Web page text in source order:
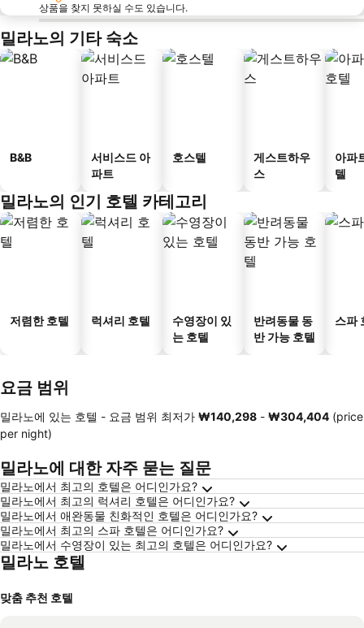
상품을 찾지 못하실 수도 있습니다.
밀라노의 기타 숙소
B&B
서비스드 아
파트
호스텔
게스트하우
스
아파
텔
밀라노의 인기 호텔 카테고리
저렴한 호텔 럭셔리 호텔
수영장이 있
는 호텔
반려동물 동
반 가능 호텔
스파
요금 범위
밀라노에 있는 호텔 - 요금 범위 최저가 ‎₩140,298 - ‎₩304,404 (price
per night)
밀라노에 대한 자주 묻는 질문
밀라노에서 최고의 호텔은 어디인가요?
밀라노에서 최고의 럭셔리 호텔은 어디인가요?
밀라노에서 애완동물 친화적인 호텔은 어디인가요?
밀라노에서 최고의 스파 호텔은 어디인가요?
밀라노에서 수영장이 있는 최고의 호텔은 어디인가요?
밀라노 호텔
맞춤 추천 호텔